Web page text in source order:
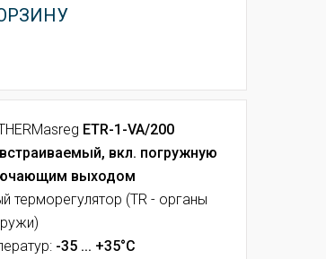
ETR-1-VA/200
вкл. погружную
выходом
терморегулятор (TR - органы
-35 ... +35°C